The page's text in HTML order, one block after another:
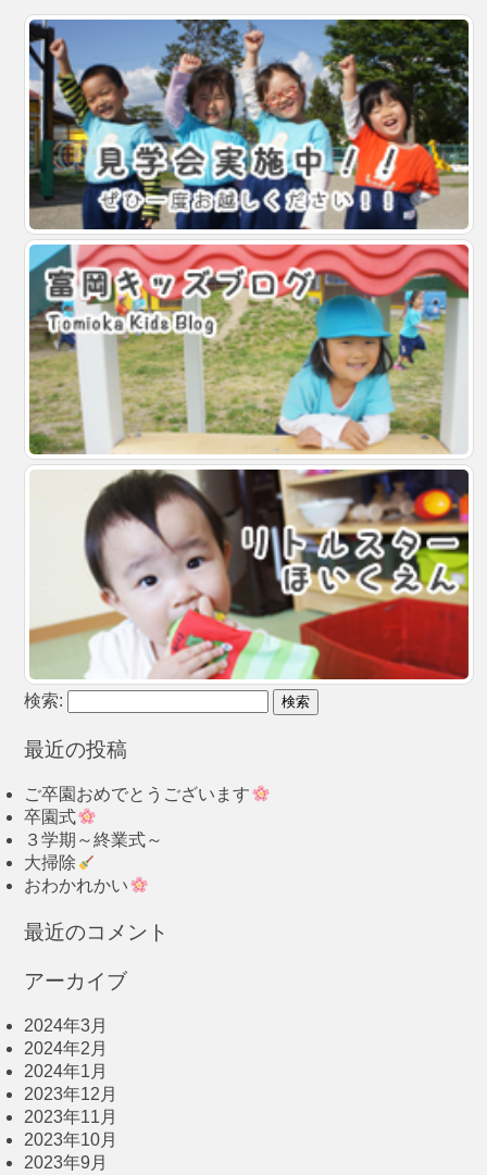
検索:
最近の投稿
ご卒園おめでとうございます
卒園式
３学期～終業式～
大掃除
おわかれかい
最近のコメント
アーカイブ
2024年3月
2024年2月
2024年1月
2023年12月
2023年11月
2023年10月
2023年9月